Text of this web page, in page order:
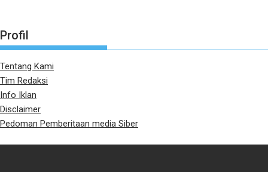
Profil
Tentang Kami
Tim Redaksi
Info Iklan
Disclaimer
Pedoman Pemberitaan media Siber